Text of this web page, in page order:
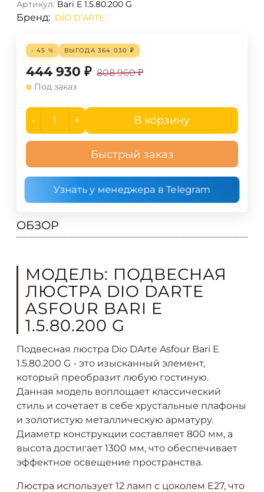
Артикул: Bari E 1.5.80.200 G
Бренд: DIO D’ARTE
- 45 % ВЫГОДА 364 030 ₽
444 930 ₽ 808 960 ₽
Под заказ
- + В корзину
Быстрый заказ
Узнать у менеджера в Telegram
ОБЗОР
МОДЕЛЬ: ПОДВЕСНАЯ
ЛЮСТРА DIO DARTE
ASFOUR BARI E
1.5.80.200 G
Подвесная люстра Dio DArte Asfour Bari E
1.5.80.200 G - это изысканный элемент,
который преобразит любую гостиную.
Данная модель воплощает классический
стиль и сочетает в себе хрустальные плафоны
и золотистую металлическую арматуру.
Диаметр конструкции составляет 800 мм, а
высота достигает 1300 мм, что обеспечивает
эффектное освещение пространства.
Люстра использует 12 ламп с цоколем E27, что